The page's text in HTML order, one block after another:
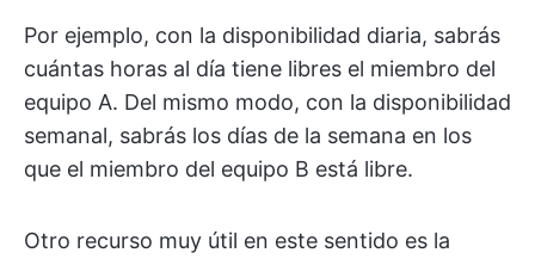
Por ejemplo, con la disponibilidad diaria, sabrás
cuántas horas al día tiene libres el miembro del
equipo A. Del mismo modo, con la disponibilidad
semanal, sabrás los días de la semana en los
que el miembro del equipo B está libre.
Otro recurso muy útil en este sentido es la